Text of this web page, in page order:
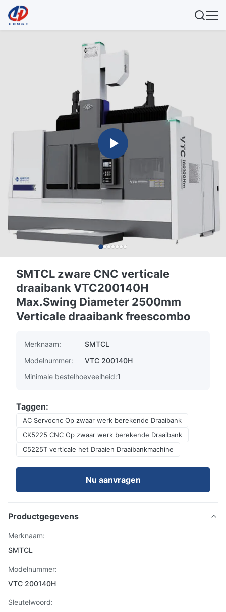
SMTCL zware CNC verticale
draaibank VTC200140H
Max.Swing Diameter 2500mm
Verticale draaibank freescombo
Merknaam:
SMTCL
Modelnummer:
VTC 200140H
Minimale bestelhoeveelheid:1
Taggen:
AC Servocnc Op zwaar werk berekende Draaibank
CK5225 CNC Op zwaar werk berekende Draaibank
C5225T verticale het Draaien Draaibankmachine
Nu aanvragen
Productgegevens
Merknaam:
SMTCL
Modelnummer:
VTC 200140H
Sleutelwoord: